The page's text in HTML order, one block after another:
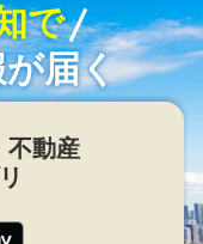
で
届く
不動産